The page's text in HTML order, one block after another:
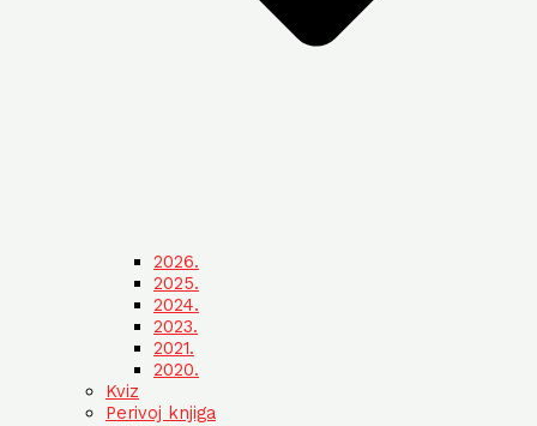
2026.
2025.
2024.
2023.
2021.
2020.
Kviz
Perivoj knjiga